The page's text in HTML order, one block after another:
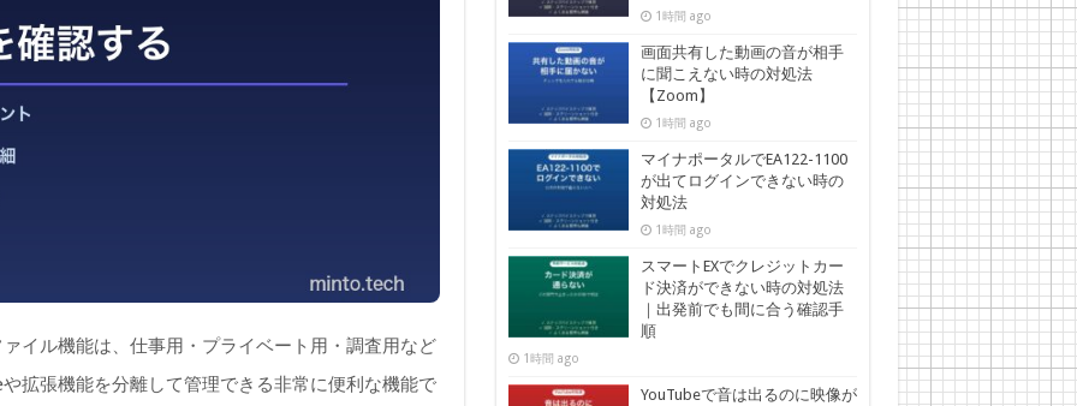
イル機能は、仕事用・プライベート用・調査用など
拡張機能を分離して管理できる非常に便利な機能で
1時間 ago
画面共有した動画の音が相手
に聞こえない時の対処法
【Zoom】
1時間 ago
マイナポータルでEA122-1100
が出てログインできない時の
対処法
1時間 ago
スマートEXでクレジットカー
ド決済ができない時の対処法
｜出発前でも間に合う確認手
順
1時間 ago
YouTubeで音は出るのに映像が